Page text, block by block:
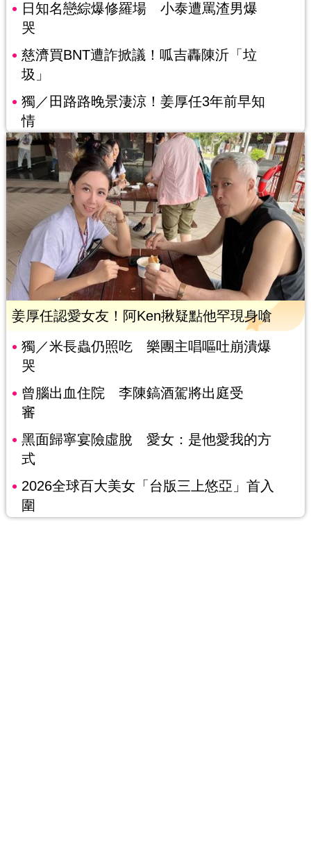
日知名戀綜爆修羅場 小泰遭罵渣男爆
哭
慈濟買BNT遭詐掀議！呱吉轟陳沂「垃
圾」
獨／田路路晚景淒涼！姜厚任3年前早知
情
姜厚任認愛女友！阿Ken揪疑點他罕現身嗆
獨／米長蟲仍照吃 樂團主唱嘔吐崩潰爆
哭
曾腦出血住院 李陳鎬酒駕將出庭受
審
黑面歸寧宴險虛脫 愛女：是他愛我的方
式
2026全球百大美女「台版三上悠亞」首入
圍